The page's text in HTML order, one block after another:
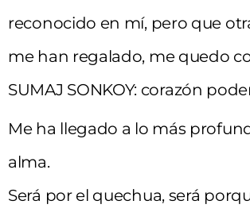
reconocido en mí, pero que
me han regalado, me quedo
SUMAJ SONKOY: corazón
Me ha llegado a lo más
alma.
Será por el quechua, será